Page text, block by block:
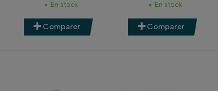
En stock
Comparer
En stock
Comparer